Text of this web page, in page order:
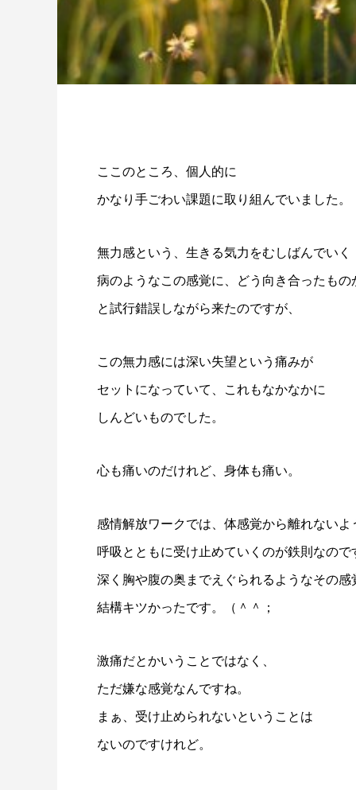
ここのところ、個人的に
かなり手ごわい課題に取り組んでいました。
無力感という、生きる気力をむしばんでいく
病のようなこの感覚に、どう向き合ったもの
と試行錯誤しながら来たのですが、
この無力感には深い失望という痛みが
セットになっていて、これもなかなかに
しんどいものでした。
心も痛いのだけれど、身体も痛い。
感情解放ワークでは、体感覚から離れないよ
呼吸とともに受け止めていくのが鉄則なので
深く胸や腹の奥までえぐられるようなその感
結構キツかったです。（＾＾；
激痛だとかいうことではなく、
ただ嫌な感覚なんですね。
まぁ、受け止められないということは
ないのですけれど。